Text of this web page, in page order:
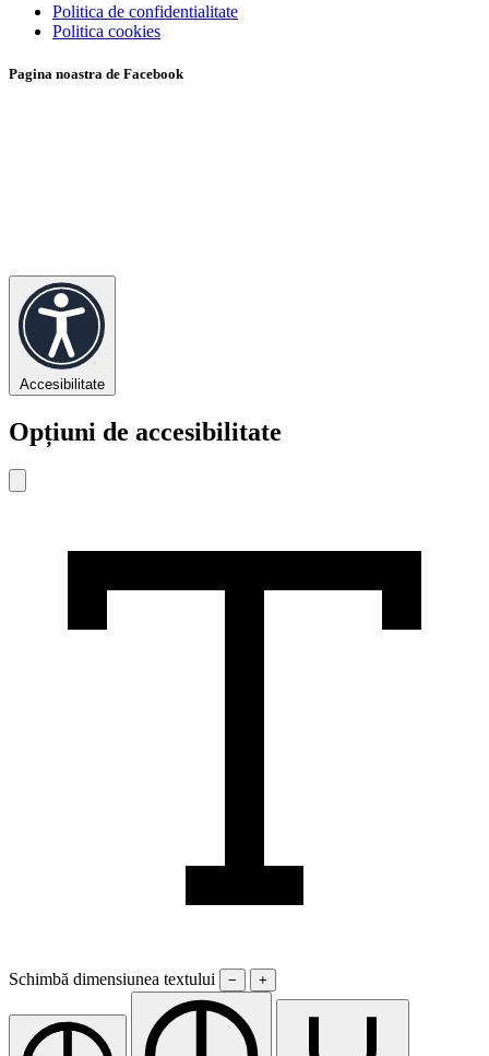
Politica de confidentialitate
Politica cookies
Pagina noastra de Facebook
Accesibilitate
Opțiuni de accesibilitate
Schimbă dimensiunea textului − +